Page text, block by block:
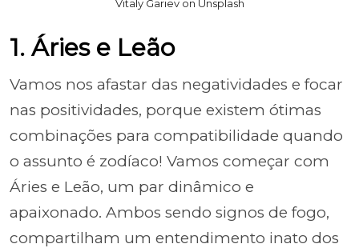
Vitaly Gariev on Unsplash
1. Áries e Leão
Vamos nos afastar das negatividades e focar
nas positividades, porque existem ótimas
combinações para compatibilidade quando
o assunto é zodíaco! Vamos começar com
Áries e Leão, um par dinâmico e
apaixonado. Ambos sendo signos de fogo,
compartilham um entendimento inato dos